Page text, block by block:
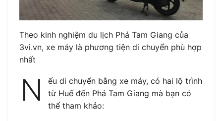
Theo kinh nghiệm du lịch Phá Tam Giang của
3vi.vn, xe máy là phương tiện di chuyển phù hợp
nhất
N
ếu di chuyển bằng xe máy, có hai lộ trình
từ Huế đến Phá Tam Giang mà bạn có
thể tham khảo: